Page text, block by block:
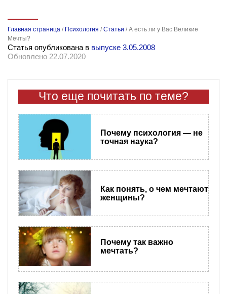
Главная страница / Психология /Статьи /А есть ли у Вас Великие
Мечты?
Статья опубликована в выпуске 3.05.2008
Обновлено 22.07.2020
Что еще почитать по теме?
Почему психология — не
точная наука?
Как понять, о чем мечтают
женщины?
Почему так важно
мечтать?